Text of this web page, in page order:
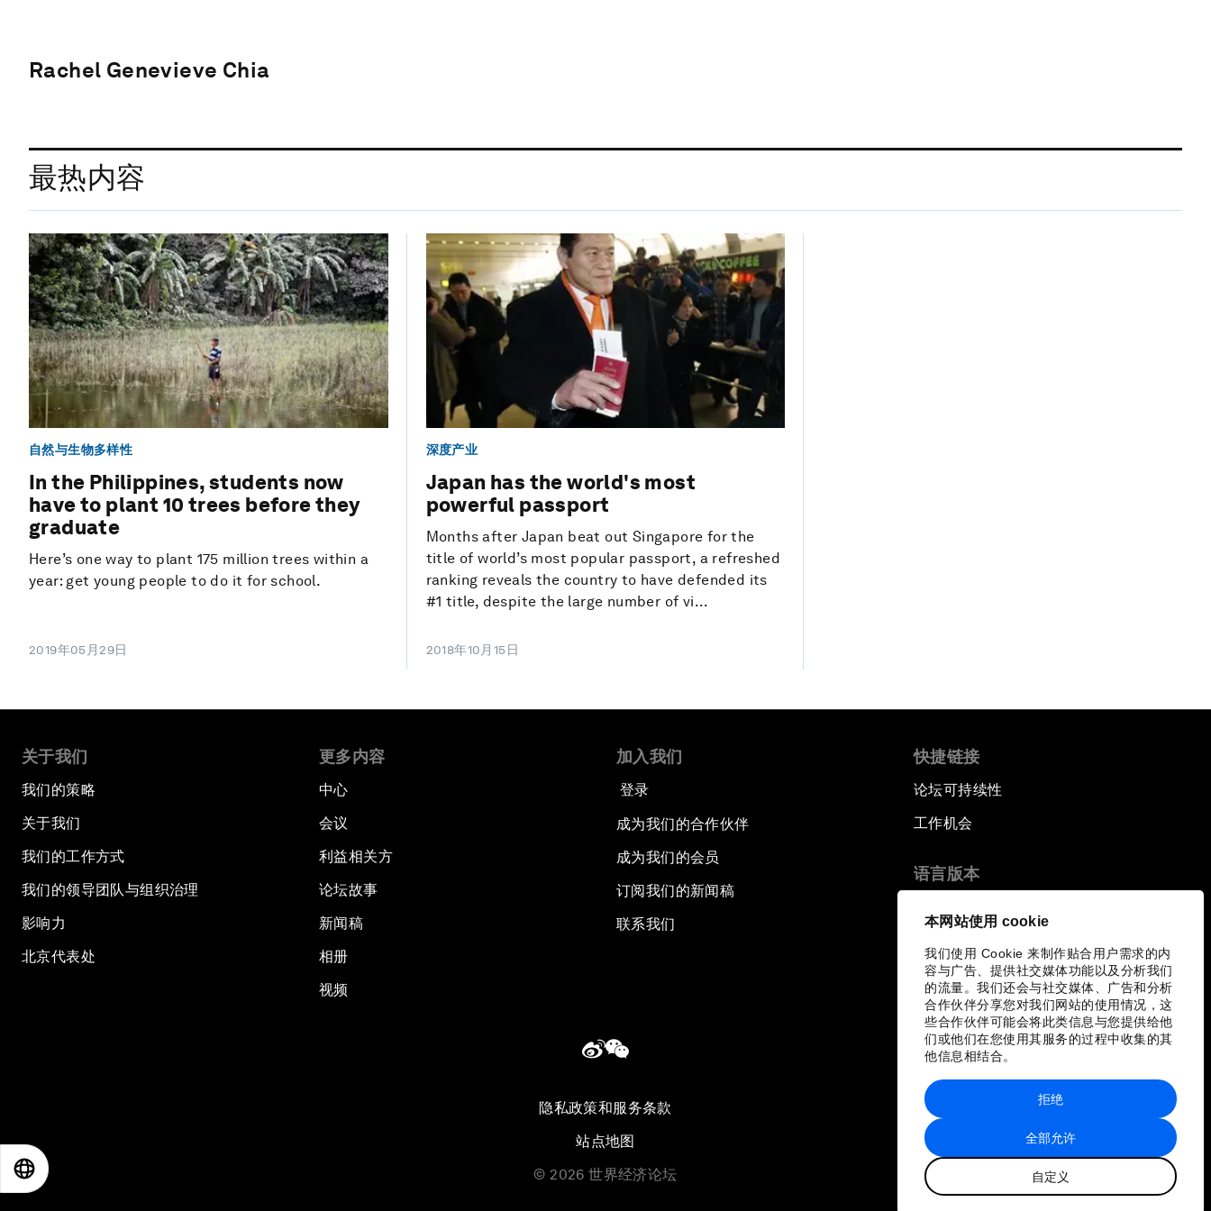
本网站使用 cookie
我们使用 Cookie 来制作贴合用户需求的内
容与广告、提供社交媒体功能以及分析我们
的流量。我们还会与社交媒体、广告和分析
合作伙伴分享您对我们网站的使用情况，这
些合作伙伴可能会将此类信息与您提供给他
们或他们在您使用其服务的过程中收集的其
他信息相结合。
全部允许
自定义
拒绝
Rachel Genevieve Chia
最热内容
自然与生物多样性
In the Philippines, students now
have to plant 10 trees before they
graduate
Here’s one way to plant 175 million trees within a
year: get young people to do it for school.
2019年05月29日
深度产业
Japan has the world's most
powerful passport
Months after Japan beat out Singapore for the
title of world’s most popular passport, a refreshed
ranking reveals the country to have defended its
#1 title, despite the large number of vi...
2018年10月15日
关于我们
我们的策略
关于我们
我们的工作方式
我们的领导团队与组织治理
影响力
北京代表处
更多内容
中心
会议
利益相关方
论坛故事
新闻稿
相册
视频
加入我们
登录
成为我们的合作伙伴
成为我们的会员
订阅我们的新闻稿
联系我们
快捷链接
论坛可持续性
工作机会
语言版本
隐私政策和服务条款
站点地图
© 2026 世界经济论坛